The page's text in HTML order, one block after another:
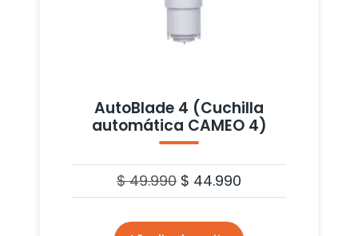
AutoBlade 4 (Cuchilla
automática CAMEO 4)
$49.990 $ 44.990